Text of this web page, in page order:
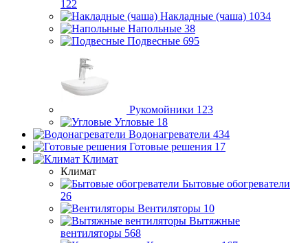
122
Накладные (чаша) 1034
Напольные 38
Подвесные 695
Рукомойники 123
Угловые 18
Водонагреватели 434
Готовые решения 17
Климат
Климат
Бытовые обогреватели
26
Вентиляторы 10
Вытяжные
вентиляторы 568